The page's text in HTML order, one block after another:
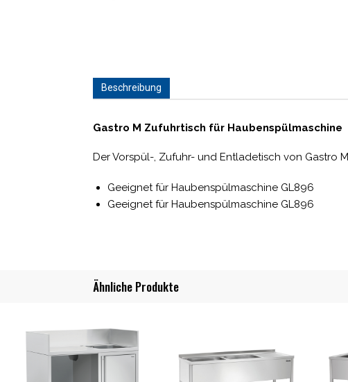
Beschreibung
Gastro M Zufuhrtisch für Haubenspülmaschine
Der Vorspül-, Zufuhr- und Entladetisch von Gastro
Geeignet für Haubenspülmaschine GL896
Geeignet für Haubenspülmaschine GL896
Ähnliche Produkte